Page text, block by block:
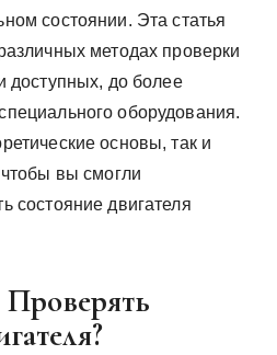
состоянии. Эта статья
методах проверки
доступных, до более
оборудования.
основы, так и
вы смогли
состояние двигателя